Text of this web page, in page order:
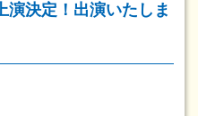
演決定！出演いたしま